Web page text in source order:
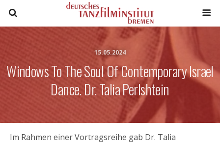
15.05.2024
Windows To The Soul Of Contemporary Israel
Dance. Dr. Talia Perlshtein
Im Rahmen einer Vortragsreihe gab Dr. Talia